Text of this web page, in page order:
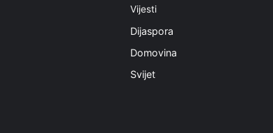
Vijesti
Dijaspora
Domovina
Svijet